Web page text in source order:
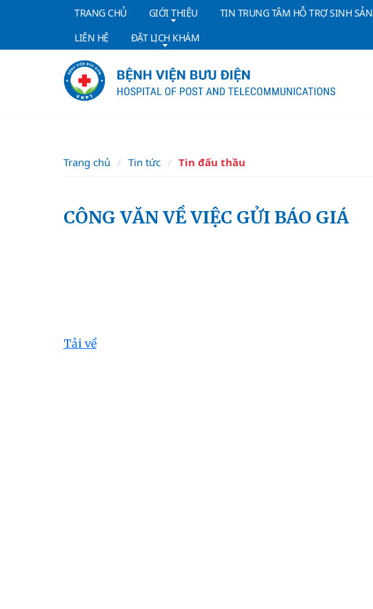
TRANG CHỦ GIỚI THIỆU TIN TRUNG TÂM HỖ TRỢ SINH SẢN
LIÊN HỆ
ĐẶT LỊCH KHÁM
Trang chủ Tin tức Tin đấu thầu
CÔNG VĂN VỀ VIỆC GỬI BÁO GIÁ
Tải về